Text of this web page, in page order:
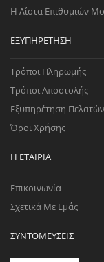
Η Λίστα Επιθυμιών
ΕΞΥΠΗΡΈΤΗΣΗ
Τρόποι Πληρωμής
Τρόποι Αποστολής
Εξυπηρέτηση Πελατών
Όροι Χρήσης
Η ΕΤΑΙΡΊΑ
Επικοινωνία
Σχετικά Με Εμάς
ΣΥΝΤΟΜΕΎΣΕΙΣ